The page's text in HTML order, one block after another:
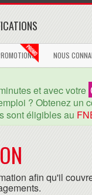
NOUS
et avec votre
? Obtenez un
sont éligibles au
afin qu'il